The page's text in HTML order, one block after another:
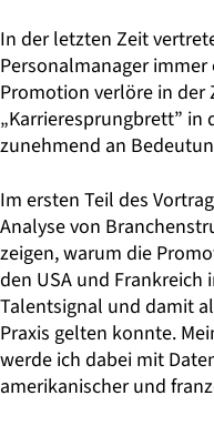
In der letzten Zeit
Personalmanager
Promotion verlöre in der
„Karrieresprungbrett” in
zunehmend an
Im ersten Teil des
Analyse von
zeigen, warum die
den USA und Frankreich
Talentsignal und damit
Praxis gelten konnte.
werde ich dabei mit
amerikanischer und